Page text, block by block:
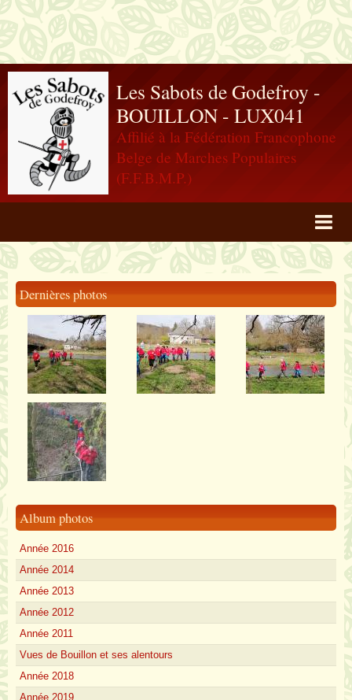
Les Sabots de Godefroy -
BOUILLON - LUX041
Affilié à la Fédération Francophone
Belge de Marches Populaires
(F.F.B.M.P.)
Agenda
Dernières photos
Album photos
Année 2016
Année 2014
Année 2013
Année 2012
Année 2011
Vues de Bouillon et ses alentours
Année 2018
Année 2019